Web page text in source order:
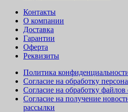
Контакты
О компании
Доставка
Гарантии
Оферта
Реквизиты
Политика
Согласие на обработку
Согласие на обработку файлов
Согласие на получение
рассылки